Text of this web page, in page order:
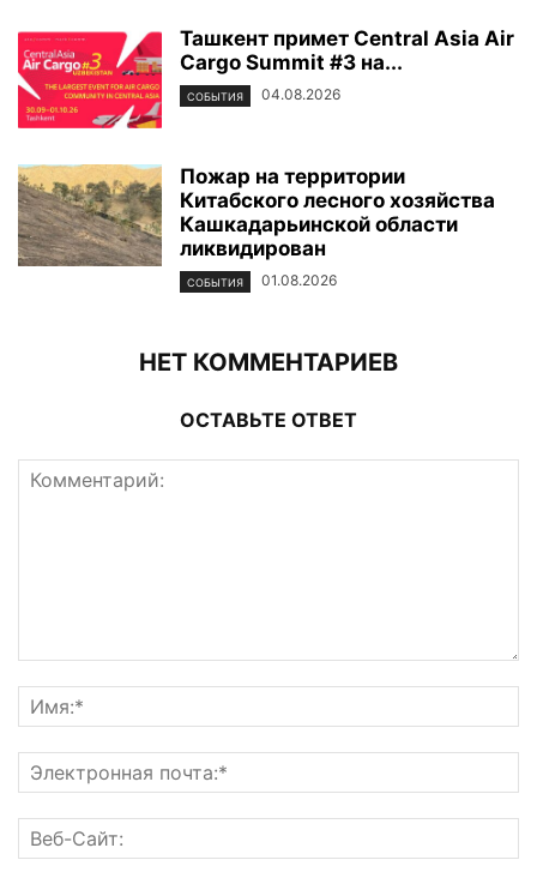
Ташкент примет Central Asia Air
Cargo Summit #3 на...
СОБЫТИЯ 04.08.2026
Пожар на территории
Китабского лесного хозяйства
Кашкадарьинской области
ликвидирован
СОБЫТИЯ 01.08.2026
НЕТ КОММЕНТАРИЕВ
ОСТАВЬТЕ ОТВЕТ